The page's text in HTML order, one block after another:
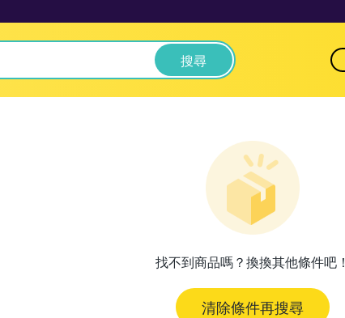
搜尋
找不到商品嗎？換換其他條件吧！
清除條件再搜尋